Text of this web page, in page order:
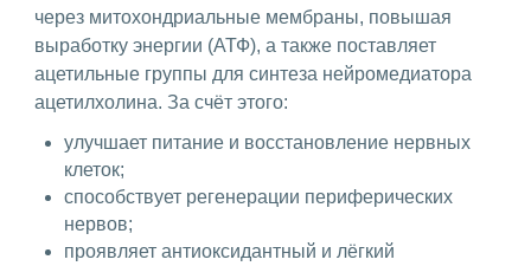
через митохондриальные мембраны, повышая
выработку энергии (АТФ), а также поставляет
ацетильные группы для синтеза нейромедиатора
ацетилхолина. За счёт этого:
улучшает питание и восстановление нервных
клеток;
способствует регенерации периферических
нервов;
проявляет антиоксидантный и лёгкий